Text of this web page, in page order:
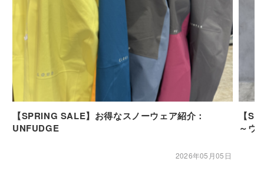
【SPRING SALE】お得なスノーウェア紹介：
UNFUDGE
2026年05月05日
【
～ウ